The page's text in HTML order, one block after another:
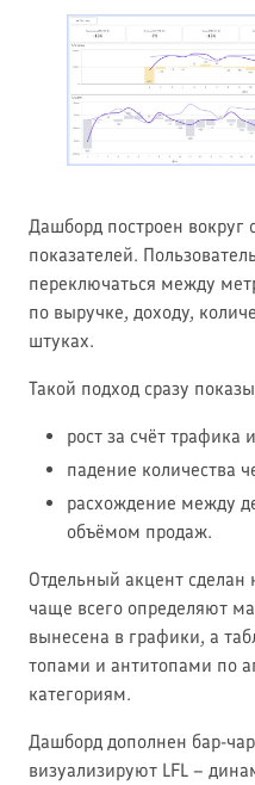
Дашборд построен
показателей.
переключаться между
по выручке, доходу,
штуках.
Такой подход сразу
рост за счёт трафика
падение количества
расхождение между
объёмом продаж.
Отдельный акцент
чаще всего определяют
вынесена в графики, а
топами и антитопами по
категориям.
Дашборд дополнен бар-
визуализируют LFL –